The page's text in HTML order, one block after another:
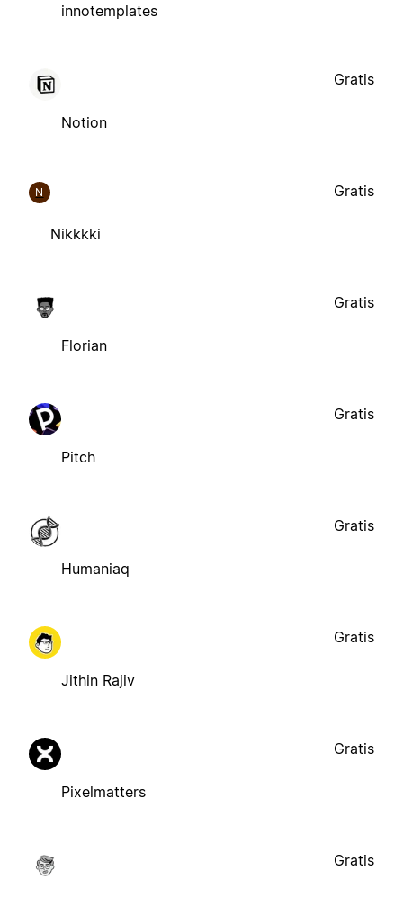
innotemplates
Notion
Gratis
N
Nikkkki
Gratis
Florian
Gratis
Pitch
Gratis
Humaniaq
Gratis
Jithin Rajiv
Gratis
Pixelmatters
Gratis
Gratis